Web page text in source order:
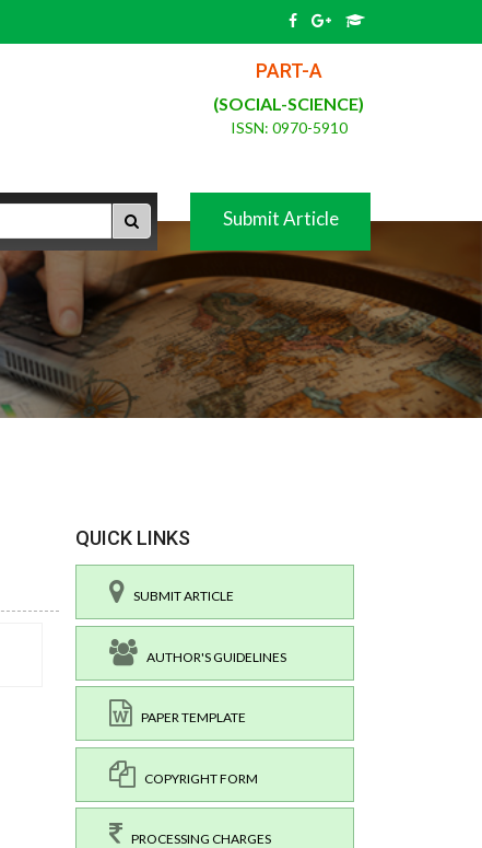
PART-A
(SOCIAL-SCIENCE)
ISSN: 0970-5910
Submit Article
QUICK LINKS
SUBMIT ARTICLE
AUTHOR'S GUIDELINES
PAPER TEMPLATE
COPYRIGHT FORM
PROCESSING CHARGES